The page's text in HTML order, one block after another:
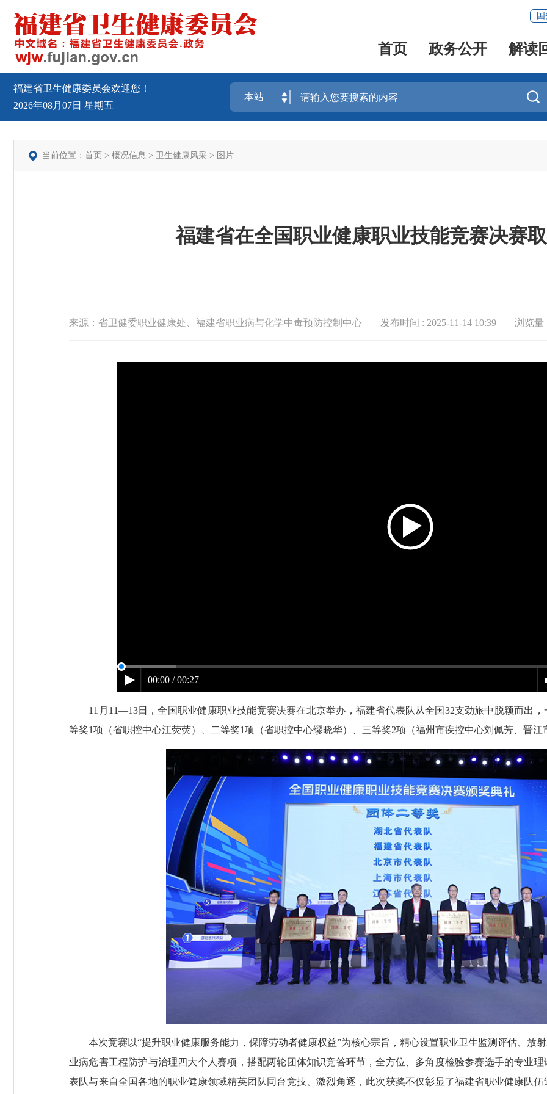
首页 政务公开 解读
福建省卫生健康委员会欢迎您！
2026年08月07日 星期五

当前位置： 首页 > 概况信息 > 卫生健康风采 > 图片
福建省在全国职业健康职业技能竞赛决赛
来源：省卫健委职业健康处、福建省职业病与化学中毒预防控制中心 发布时间 : 2025-11-14 10:39 浏览量
00:00 / 00:27
11月11—13日，全国职业健康职业技能竞赛决赛在北京举办，福建省代表队从全国32支劲旅中脱颖而出，
等奖1项（省职控中心江荧荧）、二等奖1项（省职控中心缪晓华）、三等奖2项（福州市疾控中心刘佩芳、晋
本次竞赛以“提升职业健康服务能力，保障劳动者健康权益”为核心宗旨，精心设置职业卫生监测评估、放
业病危害工程防护与治理四大个人赛项，搭配两轮团体知识竞答环节，全方位、多角度检验参赛选手的专业
表队与来自全国各地的职业健康领域精英团队同台竞技、激烈角逐，此次获奖不仅彰显了福建省职业健康队